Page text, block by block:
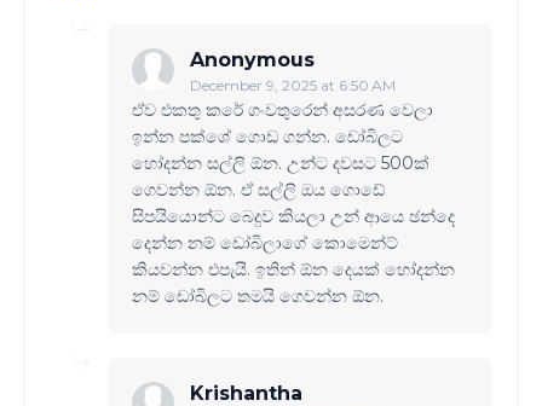
Anonymous
December 9, 2025 at 6:50 AM
ඒව එකතු කරේ ගංවතුරෙන් අසරණ වෙලා
ඉන්න පක්ශේ ගොඩ ගන්න. ඩෝබිලට
හෝදන්න සල්ලි ඕන. උන්ට දවසට 500ක්
ගෙවන්න ඕන. ඒ සල්ලි ඔය ගොඩේ
සිපයියොන්ට බෙදුව කියලා උන් ආයෙ ඡන්දෙ
දෙන්න නම් ඩෝබිලාගේ කොමෙන්ට්
කියවන්න එපැයි. ඉතින් ඕන දෙයක් හෝදන්න
නම් ඩෝබිලට තමයි ගෙවන්න ඕන.
Krishantha